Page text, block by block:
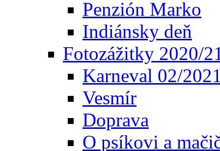
Penzión Marko
Indiánsky deň
Fotozážitky 2020/
Karneval 02/
Vesmír
Doprava
O psíkovi a